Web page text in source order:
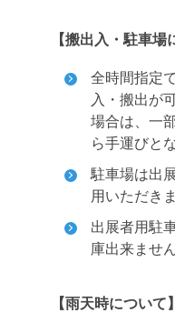
【搬出入・駐車場
全時間指定
入・搬出が
場合は、一
ら手運びと
駐車場は出
用いただき
出展者用駐
庫出来ません
【雨天時について】